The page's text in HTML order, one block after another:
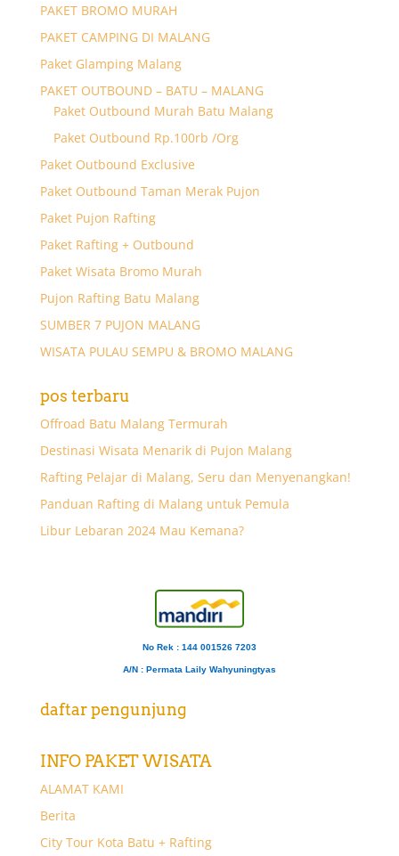
PAKET BROMO MURAH
PAKET CAMPING DI MALANG
Paket Glamping Malang
PAKET OUTBOUND – BATU – MALANG
Paket Outbound Murah Batu Malang
Paket Outbound Rp.100rb /Org
Paket Outbound Exclusive
Paket Outbound Taman Merak Pujon
Paket Pujon Rafting
Paket Rafting + Outbound
Paket Wisata Bromo Murah
Pujon Rafting Batu Malang
SUMBER 7 PUJON MALANG
WISATA PULAU SEMPU & BROMO MALANG
pos terbaru
Offroad Batu Malang Termurah
Destinasi Wisata Menarik di Pujon Malang
Rafting Pelajar di Malang, Seru dan Menyenangkan!
Panduan Rafting di Malang untuk Pemula
Libur Lebaran 2024 Mau Kemana?
No Rek : 144 001526 7203
A/N : Permata Laily Wahyuningtyas
daftar pengunjung
INFO PAKET WISATA
ALAMAT KAMI
Berita
City Tour Kota Batu + Rafting